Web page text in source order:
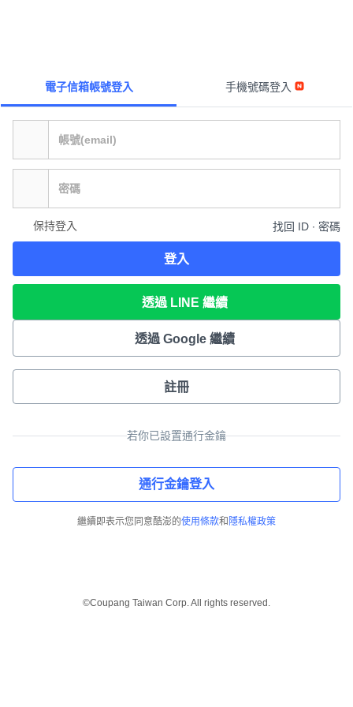
電子信箱帳號登入 手機號碼登入
保持登入 找回 ID ∙ 密碼
登入
透過 LINE 繼續
透過 Google 繼續
註冊
若你已設置通行金鑰
通行金鑰登入
繼續即表示您同意酷澎的使用條款和 隱私權政策
©Coupang Taiwan Corp. All rights reserved.